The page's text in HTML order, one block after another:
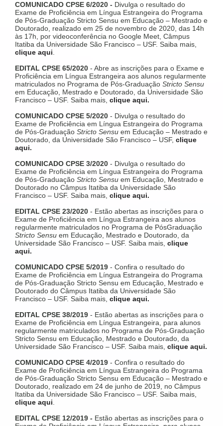
COMUNICADO CPSE 6/2020 - Divulga o resultado do
Exame de Proficiência em Língua Estrangeira do Programa
de Pós-Graduação Stricto Sensu em Educação – Mestrado e
Doutorado, realizado em 25 de novembro de 2020, das 14h
às 17h, por videoconferência no Google Meet, Câmpus
Itatiba da Universidade São Francisco – USF. Saiba mais,
clique aqui.
EDITAL CPSE 65/2020 - Abre as inscrições para o Exame e
Proficiência em Língua Estrangeira aos alunos regularmente
matriculados no Programa de Pós-Graduação Stricto Sensu
em Educação, Mestrado e Doutorado, da Universidade São
Francisco – USF. Saiba mais, clique aqui.
COMUNICADO CPSE 5/2020 - Divulga o resultado do
Exame de Proficiência em Língua Estrangeira do Programa
de Pós-Graduação Stricto Sensu em Educação – Mestrado e
Doutorado, da Universidade São Francisco – USF, clique
aqui.
COMUNICADO CPSE 3/2020 - Divulga o resultado do
Exame de Proficiência em Língua Estrangeira do Programa
de Pós-Graduação Stricto Sensu em Educação, Mestrado e
Doutorado no Câmpus Itatiba da Universidade São
Francisco – USF. Saiba mais, clique aqui.
EDITAL CPSE 23/2020 - Estão abertas as inscrições para o
Exame de Proficiência em Língua Estrangeira aos alunos
regularmente matriculados no Programa de PósGraduação
Stricto Sensu em Educação, Mestrado e Doutorado, da
Universidade São Francisco – USF. Saiba mais, clique
aqui.
COMUNICADO CPSE 5/2019 - Confira o resultado do
Exame de Proficiência em Língua Estrangeira do Programa
de Pós-Graduação Stricto Sensu em Educação, Mestrado e
Doutorado do Câmpus Itatiba da Universidade São
Francisco – USF. Saiba mais, clique aqui.
EDITAL CPSE 38/2019 - Estão abertas as inscrições para o
Exame de Proficiência em Língua Estrangeira, para alunos
regularmente matriculados no Programa de Pós-Graduação
Stricto Sensu em Educação, Mestrado e Doutorado, da
Universidade São Francisco – USF. Saiba mais, clique aqui.
COMUNICADO CPSE 4/2019 - Confira o resultado do
Exame de Proficiência em Língua Estrangeira do Programa
de Pós-Graduação Stricto Sensu em Educação – Mestrado e
Doutorado, realizado em 24 de junho de 2019, no Câmpus
Itatiba da Universidade São Francisco – USF. Saiba mais,
clique aqui.
EDITAL CPSE 12/2019 - Estão abertas as inscrições para o